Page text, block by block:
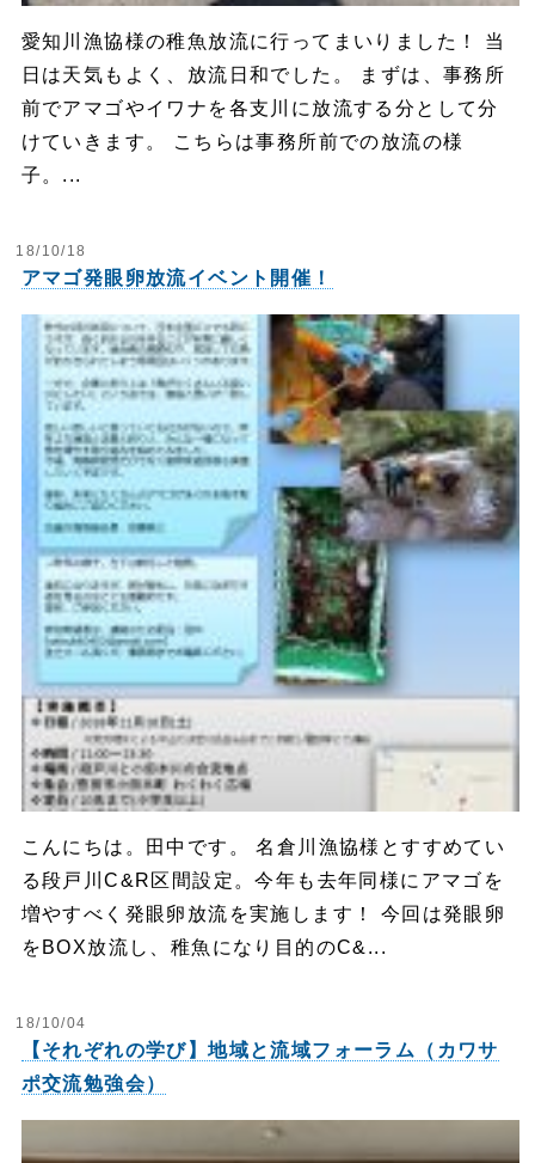
愛知川漁協様の稚魚放流に行ってまいりました！ 当
日は天気もよく、放流日和でした。 まずは、事務所
前でアマゴやイワナを各支川に放流する分として分
けていきます。 こちらは事務所前での放流の様
子。...
18/10/18
アマゴ発眼卵放流イベント開催！
こんにちは。田中です。 名倉川漁協様とすすめてい
る段戸川C&R区間設定。今年も去年同様にアマゴを
増やすべく発眼卵放流を実施します！ 今回は発眼卵
をBOX放流し、稚魚になり目的のC&...
18/10/04
【それぞれの学び】地域と流域フォーラム（カワサ
ポ交流勉強会）